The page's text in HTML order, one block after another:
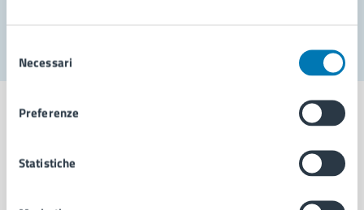
delNecessari
Preferenze
StatisticheComune di Napoli